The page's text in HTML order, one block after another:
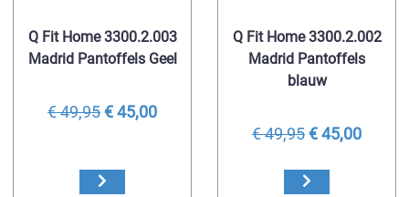
Q Fit Home 3300.2.003
Madrid Pantoffels Geel
€ 49,95€ 45,00
Q Fit Home 3300.2.002
Madrid Pantoffels
blauw
€ 49,95€ 45,00